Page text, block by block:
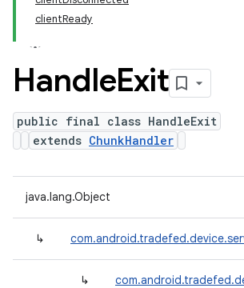
clientReady
HandleExit
public final class HandleExit
extends ChunkHandler
java.lang.Object
↳
↳